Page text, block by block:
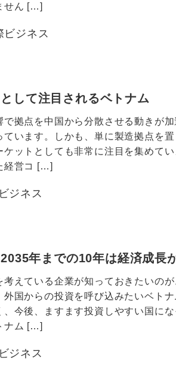
せん […]
ビジネス
して注目されるベトナム
拠点を中国から分散させる動きが加
ています。しかも、単に製造拠点を置
ケットとしても非常に注目を集めて
経営コ […]
ジネス
年までの10年は経済成長
考えている企業が知っておきたいの
外国からの投資を呼び込みたいベト
、今後、ますます投資しやすい国に
ナム […]
ジネス